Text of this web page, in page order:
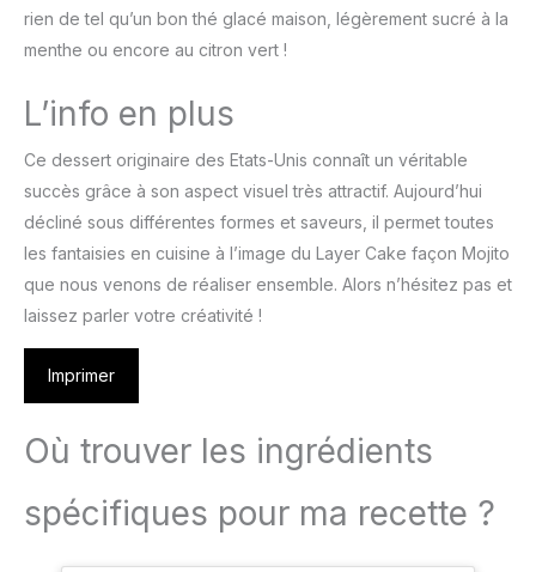
rien de tel qu’un bon thé glacé maison, légèrement sucré à la
menthe ou encore au citron vert !
L’info en plus
Ce dessert originaire des Etats-Unis connaît un véritable
succès grâce à son aspect visuel très attractif. Aujourd’hui
décliné sous différentes formes et saveurs, il permet toutes
les fantaisies en cuisine à l’image du Layer Cake façon Mojito
que nous venons de réaliser ensemble. Alors n’hésitez pas et
laissez parler votre créativité !
Imprimer
Où trouver les ingrédients
spécifiques pour ma recette ?